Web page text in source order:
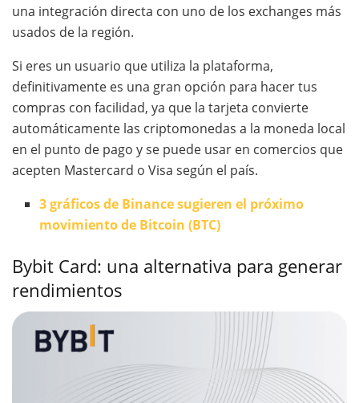
una integración directa con uno de los exchanges más
usados de la región.
Si eres un usuario que utiliza la plataforma,
definitivamente es una gran opción para hacer tus
compras con facilidad, ya que la tarjeta convierte
automáticamente las criptomonedas a la moneda local
en el punto de pago y se puede usar en comercios que
acepten Mastercard o Visa según el país.
3 gráficos de Binance sugieren el próximo
movimiento de Bitcoin (BTC)
Bybit Card: una alternativa para generar
rendimientos